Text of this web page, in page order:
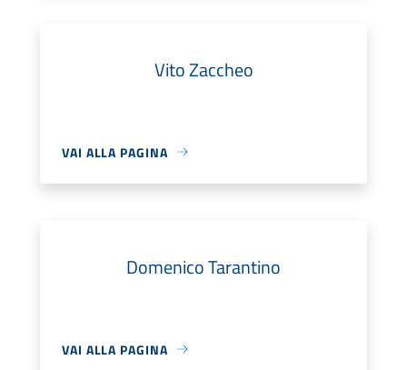
Vito Zaccheo
VAI ALLA PAGINA
Domenico Tarantino
VAI ALLA PAGINA